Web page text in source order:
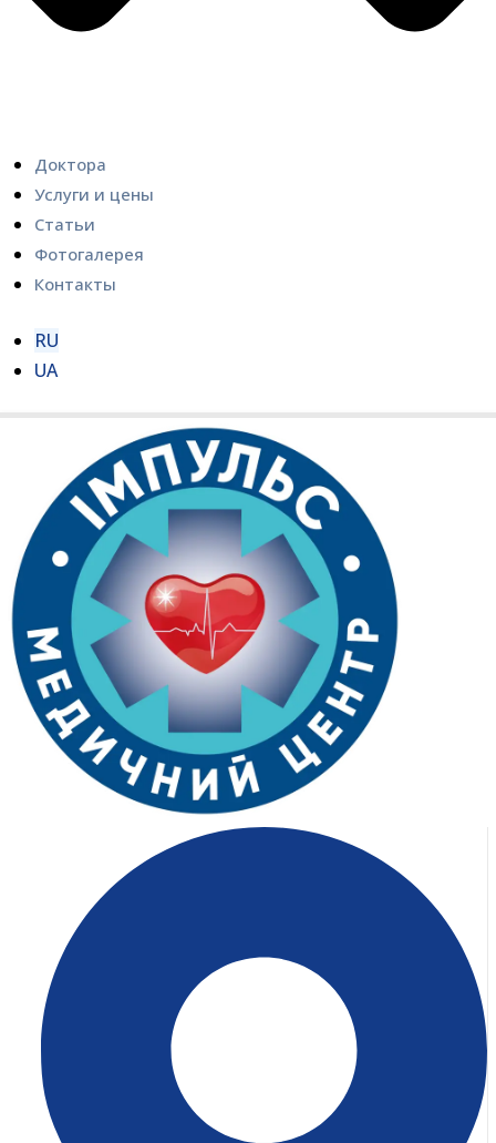
Доктора
Услуги и цены
Статьи
Фотогалерея
Контакты
RU
UA